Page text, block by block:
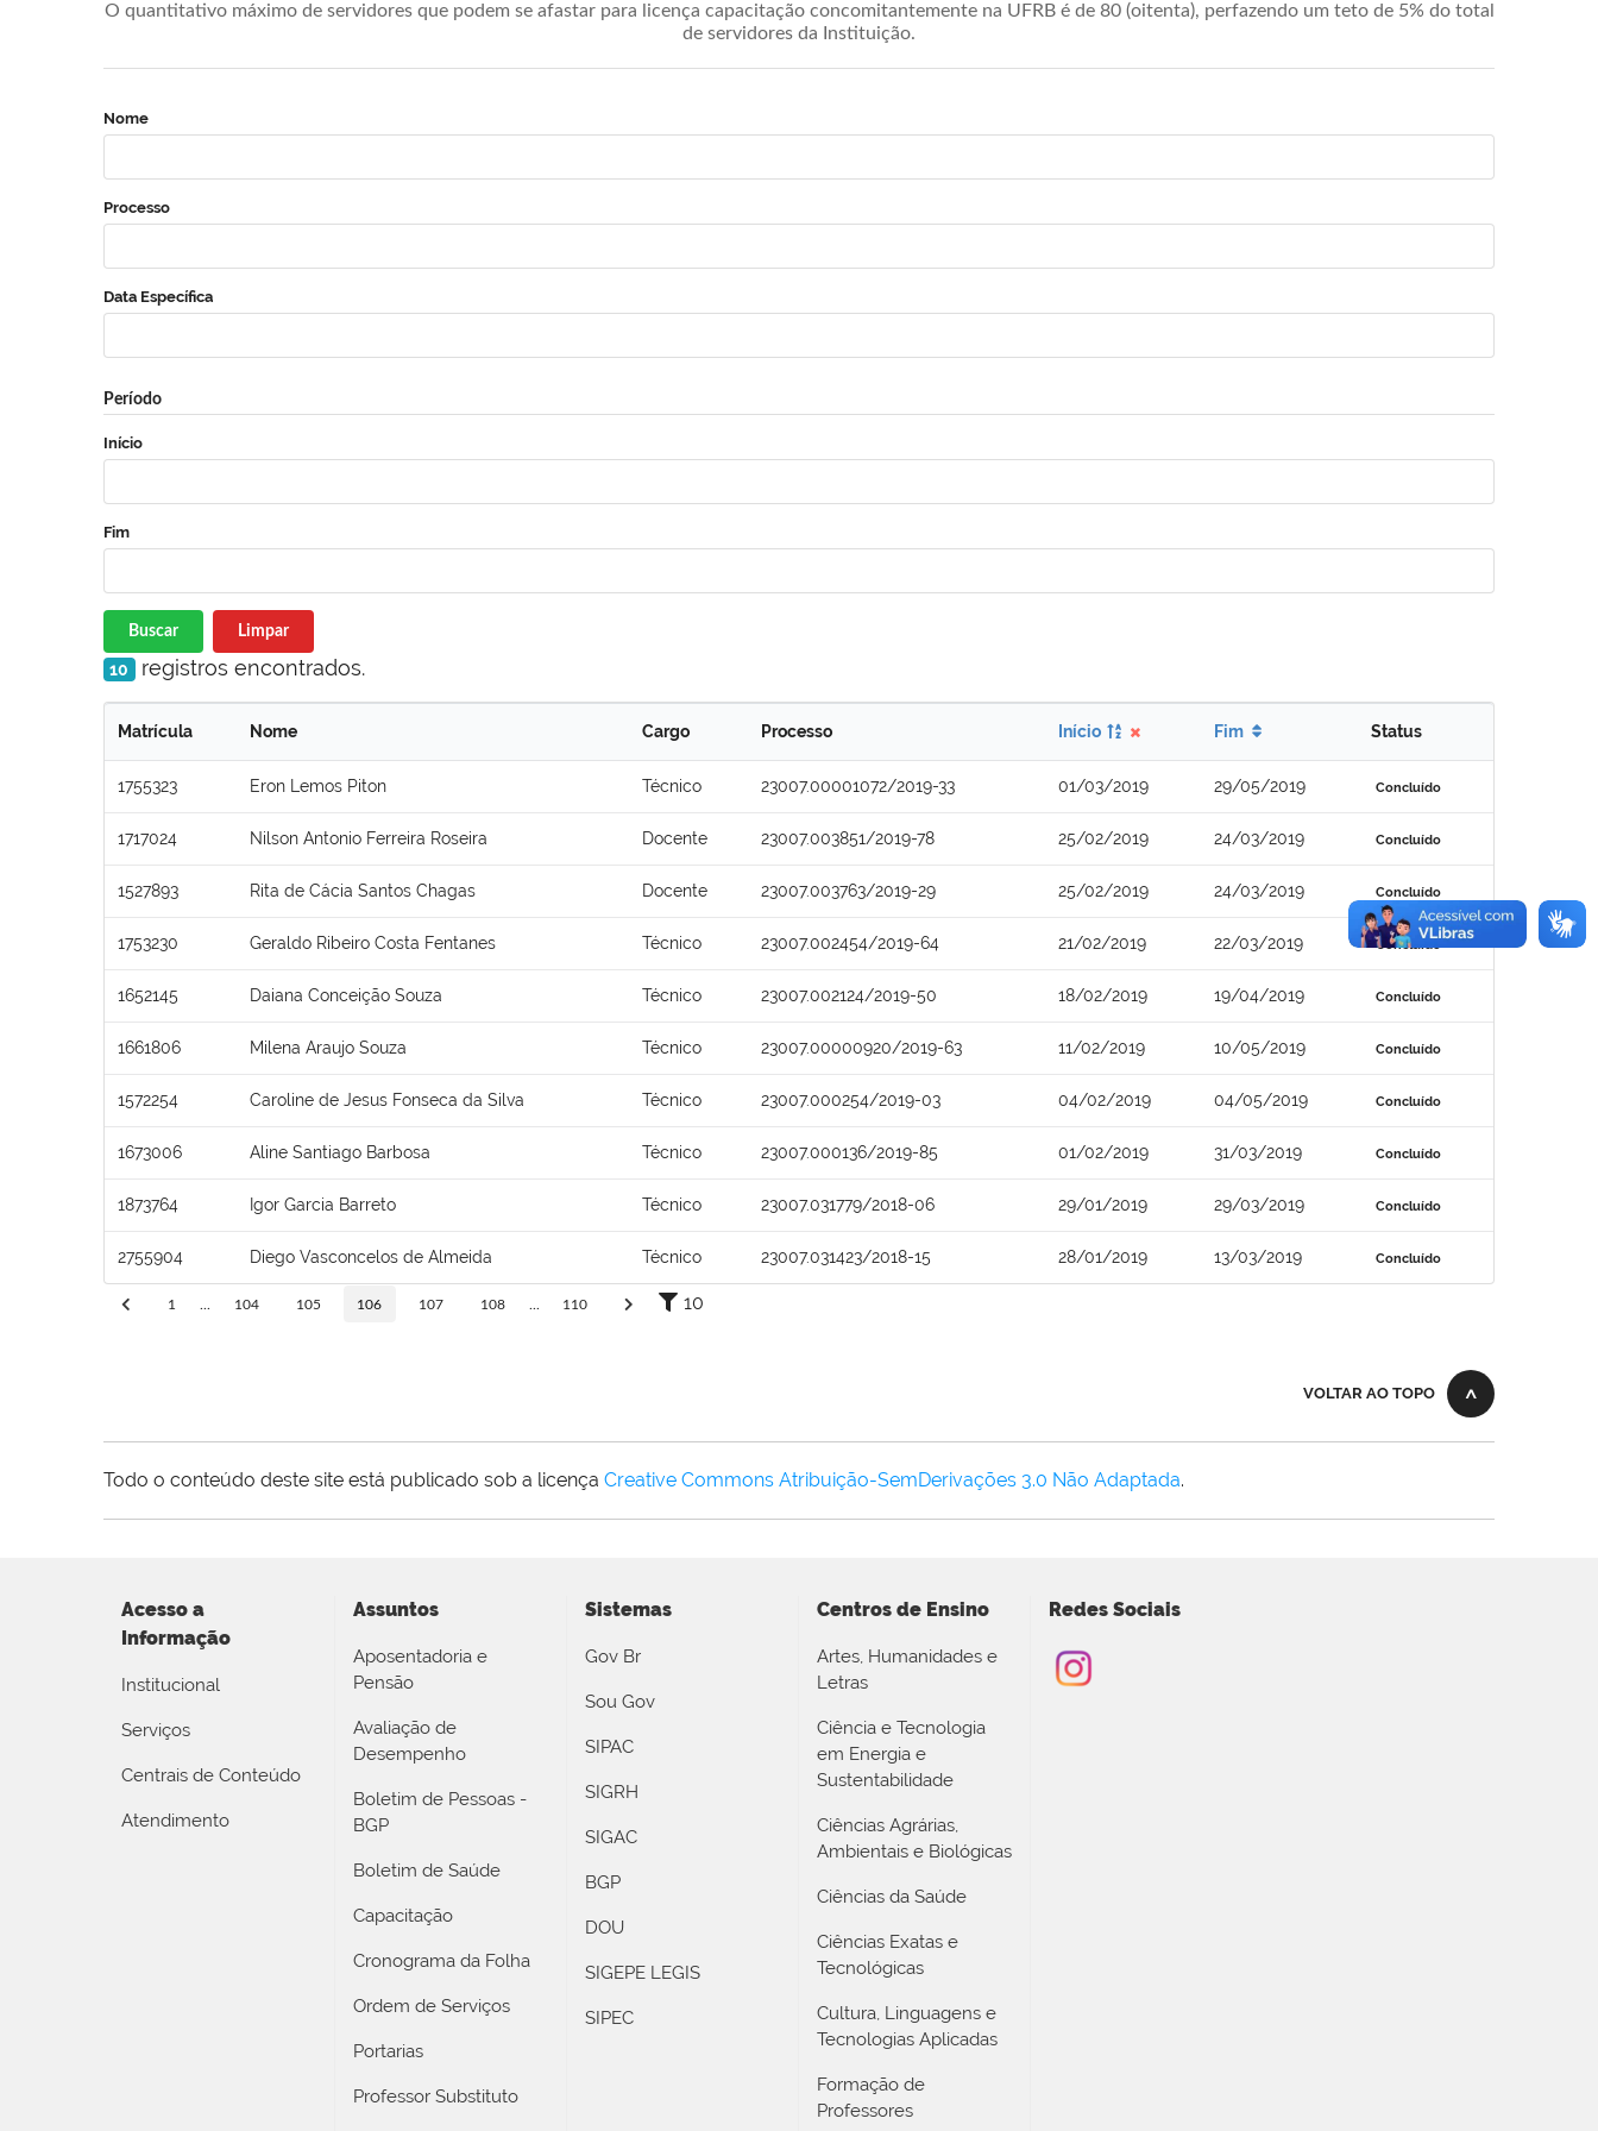
O quantitativo máximo de servidores que podem se afastar para licença capacitação concomitantemente na UFRB é de 80 (oitenta), perfazendo um teto de 5% do total
de servidores da Instituição.
Nome
Processo
Data Específica
Período
Início
Fim
Buscar Limpar
10 registros encontrados.
Matrícula Nome Cargo Processo Início Fim Status
1755323 Eron Lemos Piton Técnico 23007.00001072/2019-33 01/03/2019 29/05/2019 Concluído
1717024 Nilson Antonio Ferreira Roseira Docente 23007.003851/2019-78 25/02/2019 24/03/2019 Concluído
1527893 Rita de Cácia Santos Chagas Docente 23007.003763/2019-29 25/02/2019 24/03/2019 Concluído
1753230 Geraldo Ribeiro Costa Fentanes Técnico 23007.002454/2019-64 21/02/2019 22/03/2019 Concluído
1652145 Daiana Conceição Souza Técnico 23007.002124/2019-50 18/02/2019 19/04/2019 Concluído
1661806 Milena Araujo Souza Técnico 23007.00000920/2019-63 11/02/2019 10/05/2019 Concluído
1572254 Caroline de Jesus Fonseca da Silva Técnico 23007.000254/2019-03 04/02/2019 04/05/2019 Concluído
1673006 Aline Santiago Barbosa Técnico 23007.000136/2019-85 01/02/2019 31/03/2019 Concluído
1873764 Igor Garcia Barreto Técnico 23007.031779/2018-06 29/01/2019 29/03/2019 Concluído
2755904 Diego Vasconcelos de Almeida Técnico 23007.031423/2018-15 28/01/2019 13/03/2019 Concluído
1 104 105 106 107 108 110 10
VOLTAR AO TOPO
Todo o conteúdo deste site está publicado sob a licença Creative Commons Atribuição-SemDerivações 3.0 Não Adaptada.
Acesso a
Informação
Institucional
Serviços
Centrais de Conteúdo
Atendimento
Assuntos
Aposentadoria e
Pensão
Avaliação de
Desempenho
Boletim de Pessoas -
BGP
Boletim de Saúde
Capacitação
Cronograma da Folha
Ordem de Serviços
Portarias
Professor Substituto
Sistemas
Gov Br
Sou Gov
SIPAC
SIGRH
SIGAC
BGP
DOU
SIGEPE LEGIS
SIPEC
Centros de Ensino
Artes, Humanidades e
Letras
Ciência e Tecnologia
em Energia e
Sustentabilidade
Ciências Agrárias,
Ambientais e Biológicas
Ciências da Saúde
Ciências Exatas e
Tecnológicas
Cultura, Linguagens e
Tecnologias Aplicadas
Formação de
Professores
Redes Sociais